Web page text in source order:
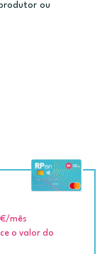
ou
/mês
o valor do